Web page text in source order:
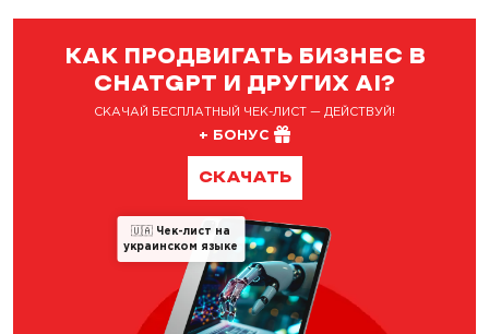
КАК ПРОДВИГАТЬ БИЗНЕС В
CHATGPT И ДРУГИХ AI?
СКАЧАЙ БЕСПЛАТНЫЙ ЧЕК-ЛИСТ — ДЕЙСТВУЙ!
+ БОНУС
СКАЧАТЬ
🇺🇦 Чек-лист на
украинском языке